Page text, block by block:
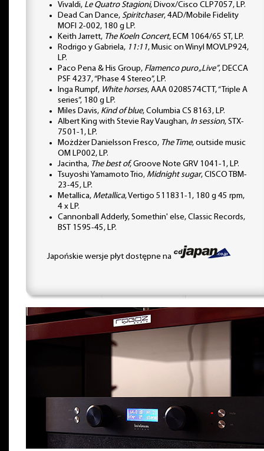
Vivaldi, Le Quatro Stagioni, Divox/Cisco CLP7057, LP.
Dead Can Dance, Spiritchaser, 4AD/Mobile Fidelity
MOFI 2-002, 180 g LP.
Keith Jarrett, The Koeln Concert, ECM 1064/65 ST, LP.
Rodrigo y Gabriela, 11:11, Music on Winyl MOVLP924,
LP.
Paco Pena & His Group, Flamenco puro „Live”, DECCA
PSF 4237, “Phase 4 Stereo”, LP.
Inga Rumpf, White horses, AAA 0208574CTT, “Triple A
series”, 180 g LP.
Miles Davis, Kind of blue, Columbia CS 8163, LP.
Albert King with Stevie Ray Vaughan, In session, STX-
7501-1, LP.
Możdżer Danielsson Fresco, The Time, outside music
OM LP002, LP.
Jacintha, The best of, Groove Note GRV 1041-1, LP.
Tsuyoshi Yamamoto Trio, Midnight sugar, CISCO TBM-
23-45, LP.
Metallica, Metallica, Vertigo 511831-1, 180 g 45 rpm,
4 x LP.
Cannonball Adderly, Somethin' else, Classic Records,
BST 1595-45, LP.
Japońskie wersje płyt dostępne na